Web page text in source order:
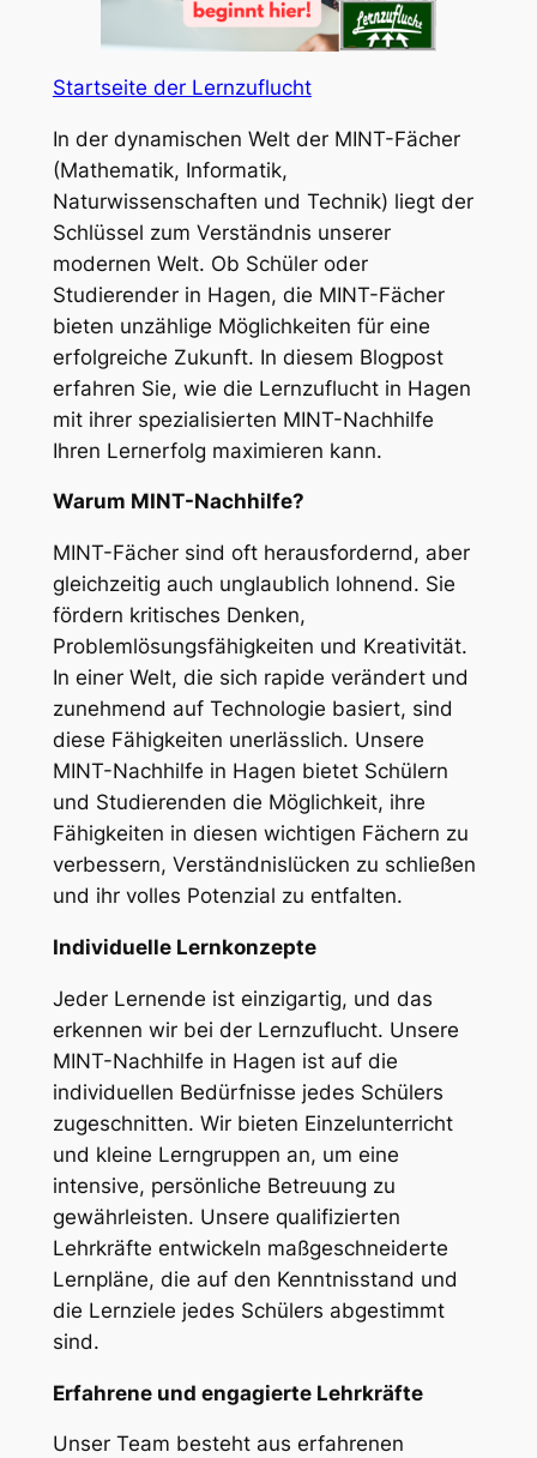
Startseite der Lernzuflucht
In der dynamischen Welt der MINT-Fächer
(Mathematik, Informatik,
Naturwissenschaften und Technik) liegt der
Schlüssel zum Verständnis unserer
modernen Welt. Ob Schüler oder
Studierender in Hagen, die MINT-Fächer
bieten unzählige Möglichkeiten für eine
erfolgreiche Zukunft. In diesem Blogpost
erfahren Sie, wie die Lernzuflucht in Hagen
mit ihrer spezialisierten MINT-Nachhilfe
Ihren Lernerfolg maximieren kann.
Warum MINT-Nachhilfe?
MINT-Fächer sind oft herausfordernd, aber
gleichzeitig auch unglaublich lohnend. Sie
fördern kritisches Denken,
Problemlösungsfähigkeiten und Kreativität.
In einer Welt, die sich rapide verändert und
zunehmend auf Technologie basiert, sind
diese Fähigkeiten unerlässlich. Unsere
MINT-Nachhilfe in Hagen bietet Schülern
und Studierenden die Möglichkeit, ihre
Fähigkeiten in diesen wichtigen Fächern zu
verbessern, Verständnislücken zu schließen
und ihr volles Potenzial zu entfalten.
Individuelle Lernkonzepte
Jeder Lernende ist einzigartig, und das
erkennen wir bei der Lernzuflucht. Unsere
MINT-Nachhilfe in Hagen ist auf die
individuellen Bedürfnisse jedes Schülers
zugeschnitten. Wir bieten Einzelunterricht
und kleine Lerngruppen an, um eine
intensive, persönliche Betreuung zu
gewährleisten. Unsere qualifizierten
Lehrkräfte entwickeln maßgeschneiderte
Lernpläne, die auf den Kenntnisstand und
die Lernziele jedes Schülers abgestimmt
sind.
Erfahrene und engagierte Lehrkräfte
Unser Team besteht aus erfahrenen